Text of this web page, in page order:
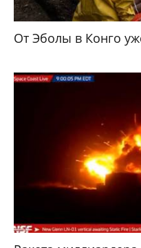
От Эболы в Конго